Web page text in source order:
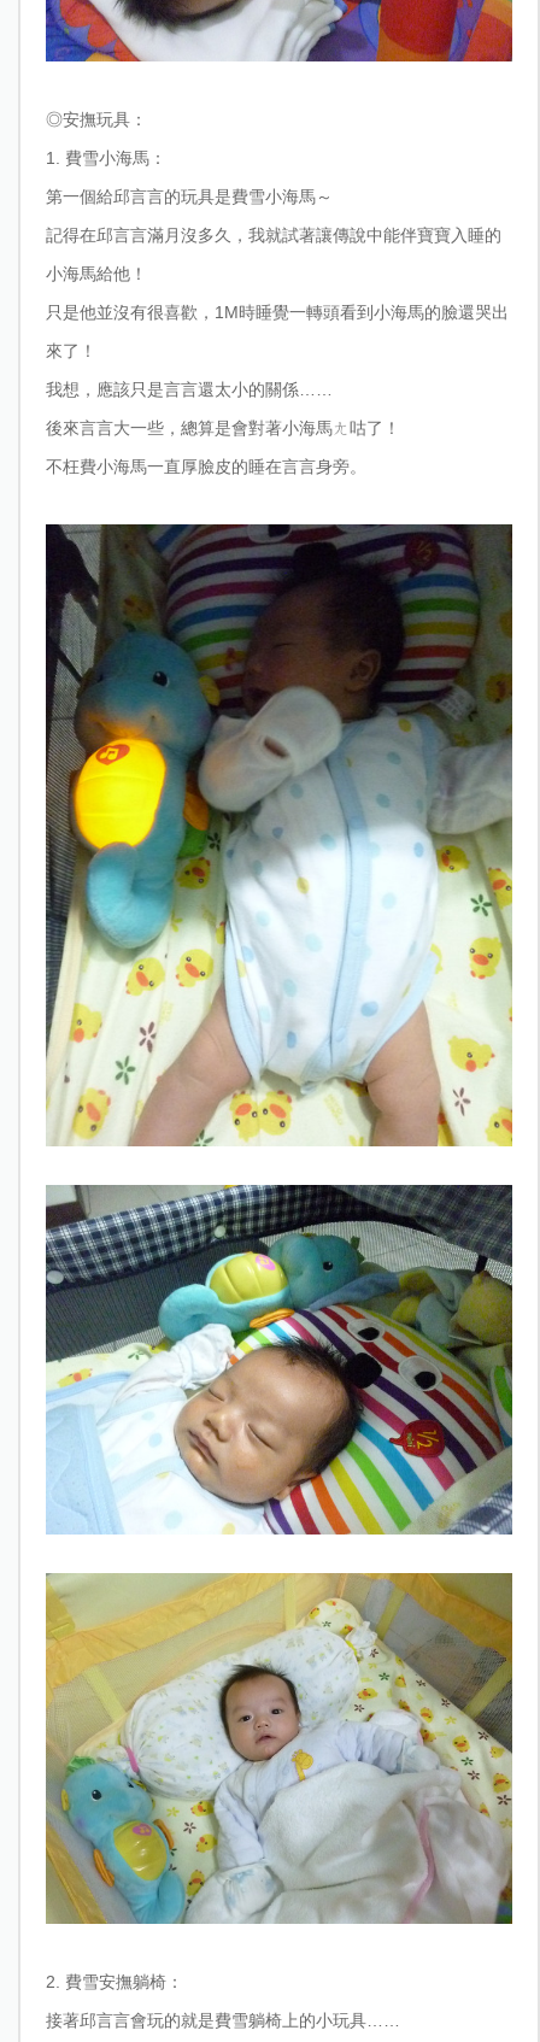
◎安撫玩具：
1. 費雪小海馬：
第一個給邱言言的玩具是費雪小海馬～
記得在邱言言滿月沒多久，我就試著讓傳說中能伴寶寶入睡的
小海馬給他！
只是他並沒有很喜歡，1M時睡覺一轉頭看到小海馬的臉還哭出
來了！
我想，應該只是言言還太小的關係……
後來言言大一些，總算是會對著小海馬ㄤ咕了！
不枉費小海馬一直厚臉皮的睡在言言身旁。
2. 費雪安撫躺椅：
接著邱言言會玩的就是費雪躺椅上的小玩具……